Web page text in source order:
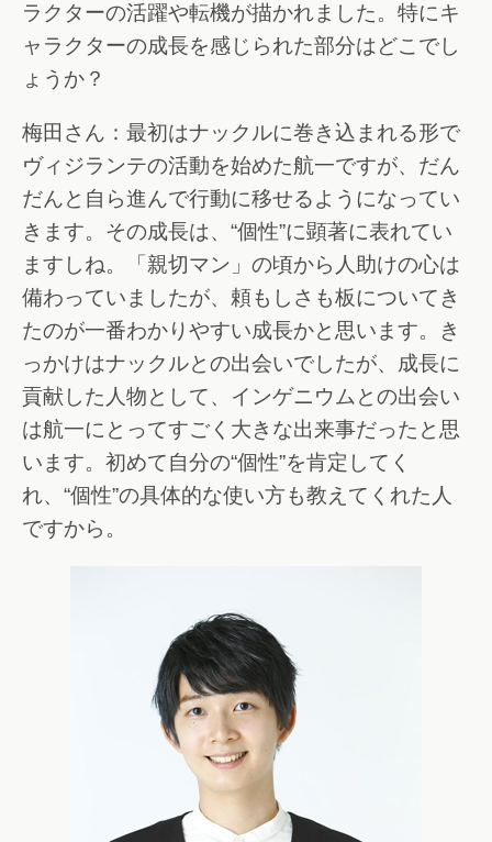
ラクターの活躍や転機が描かれました。特にキ
ャラクターの成長を感じられた部分はどこでし
ょうか？
梅田さん：最初はナックルに巻き込まれる形で
ヴィジランテの活動を始めた航一ですが、だん
だんと自ら進んで行動に移せるようになってい
きます。その成長は、“個性”に顕著に表れてい
ますしね。「親切マン」の頃から人助けの心は
備わっていましたが、頼もしさも板についてき
たのが一番わかりやすい成長かと思います。き
っかけはナックルとの出会いでしたが、成長に
貢献した人物として、インゲニウムとの出会い
は航一にとってすごく大きな出来事だったと思
います。初めて自分の“個性”を肯定してく
れ、“個性”の具体的な使い方も教えてくれた人
ですから。